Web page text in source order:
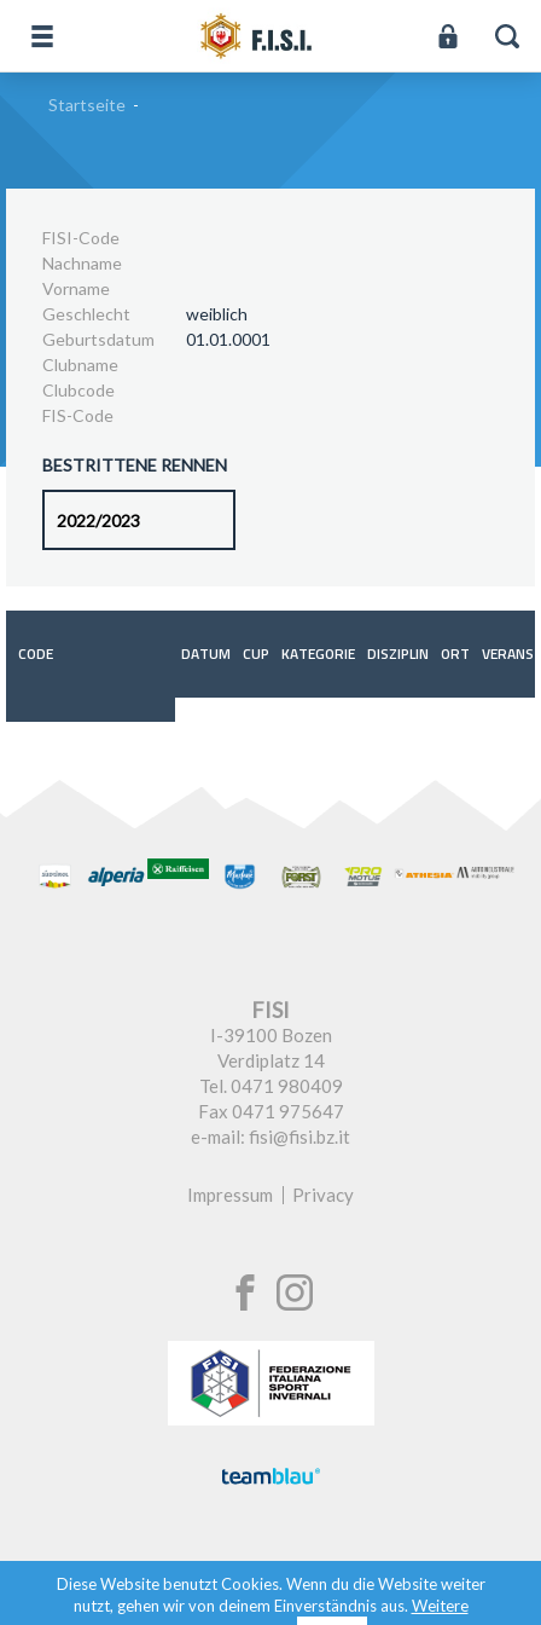
Startseite -
FISI-Code
Nachname
Vorname
Geschlecht
weiblich
Geburtsdatum
01.01.0001
Clubname
Clubcode
FIS-Code
BESTRITTENE RENNEN
CODE DATUM CUP KATEGORIE DISZIPLIN ORT
FISI
I-39100 Bozen
Verdiplatz 14
Tel. 0471 980409
Fax 0471 975647
e-mail: fisi@fisi.bz.it
Impressum Privacy
Diese Website benutzt Cookies. Wenn du die Website weiter
nutzt, gehen wir von deinem Einverständnis aus. Weitere